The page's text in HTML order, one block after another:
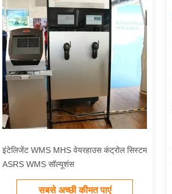
इंटेलिजेंट WMS MHS वेयरहाउस कंट्रोल सिस्टम
ASRS WMS सॉल्यूशंस
सबसे अच्छी कीमत पाएं